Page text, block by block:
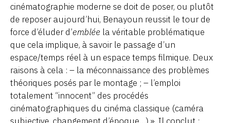
cinématographie moderne se doit de poser, ou plutôt
de reposer aujourd’hui, Benayoun reussit le tour de
force d’éluder d’emblée la véritable problématique
que cela implique, à savoir le passage d’un
espace/temps réel à un espace temps filmique. Deux
raisons à cela : – la méconnaissance des problèmes
théoriques posés par le montage ; – l’emploi
totalement “innocent” des procédés
cinématographiques du cinéma classique (caméra